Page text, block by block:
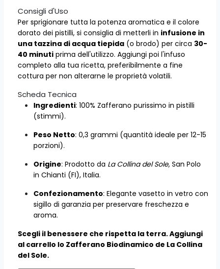
Consigli d'Uso
Per sprigionare tutta la potenza aromatica e il colore
dorato dei pistilli, si consiglia di metterli in infusione in
una tazzina di acqua tiepida (o brodo) per circa 30-
40 minuti prima dell'utilizzo. Aggiungi poi l'infuso
completo alla tua ricetta, preferibilmente a fine
cottura per non alterarne le proprietà volatili.
Scheda Tecnica
Ingredienti: 100% Zafferano purissimo in pistilli
(stimmi).
Peso Netto: 0,3 grammi (quantità ideale per 12-15
porzioni).
Origine: Prodotto da La Collina del Sole, San Polo
in Chianti (FI), Italia.
Confezionamento: Elegante vasetto in vetro con
sigillo di garanzia per preservare freschezza e
aroma.
Scegli il benessere che rispetta la terra. Aggiungi
al carrello lo Zafferano Biodinamico de La Collina
del Sole.